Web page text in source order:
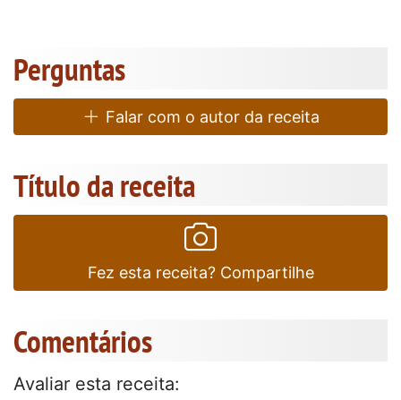
Perguntas
Falar com o autor da receita
Título da receita
Fez esta receita? Compartilhe
Comentários
Avaliar esta receita: